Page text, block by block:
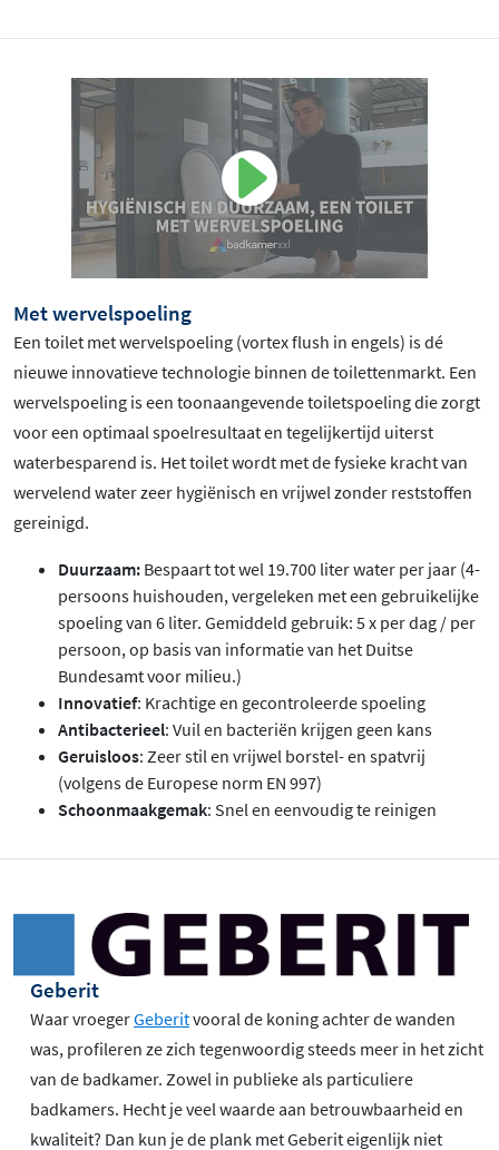
Met wervelspoeling
Een toilet met wervelspoeling (vortex flush in engels) is dé
nieuwe innovatieve technologie binnen de toilettenmarkt. Een
wervelspoeling is een toonaangevende toiletspoeling die zorgt
voor een optimaal spoelresultaat en tegelijkertijd uiterst
waterbesparend is. Het toilet wordt met de fysieke kracht van
wervelend water zeer hygiënisch en vrijwel zonder reststoffen
gereinigd.
Duurzaam: Bespaart tot wel 19.700 liter water per jaar (4-
persoons huishouden, vergeleken met een gebruikelijke
spoeling van 6 liter. Gemiddeld gebruik: 5 x per dag / per
persoon, op basis van informatie van het Duitse
Bundesamt voor milieu.)
Innovatief: Krachtige en gecontroleerde spoeling
Antibacterieel: Vuil en bacteriën krijgen geen kans
Geruisloos: Zeer stil en vrijwel borstel- en spatvrij
(volgens de Europese norm EN 997)
Schoonmaakgemak: Snel en eenvoudig te reinigen
Geberit
Waar vroegerGeberitvooral de koning achter de wanden
was, profileren ze zich tegenwoordig steeds meer in het zicht
van de badkamer. Zowel in publieke als particuliere
badkamers. Hecht je veel waarde aan betrouwbaarheid en
kwaliteit? Dan kun je de plank met Geberit eigenlijk niet